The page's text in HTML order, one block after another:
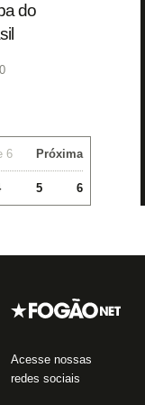
do
0
6 Próxima
5 6
Acesse nossas
redes sociais